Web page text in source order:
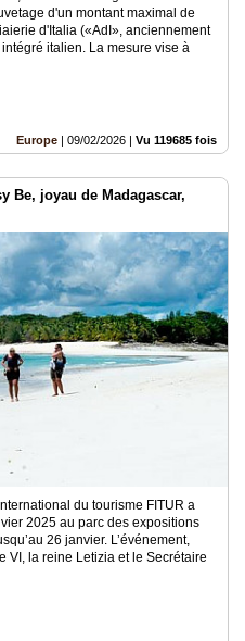
d'un montant maximal de
d'Italia («AdI», anciennement
italien. La mesure vise à
Europe | 09/02/2026 | Vu 119685 fois
Be, joyau de Madagascar,
du tourisme FITUR a
2025 au parc des expositions
26 janvier. L’événement,
VI, la reine Letizia et le Secrétaire